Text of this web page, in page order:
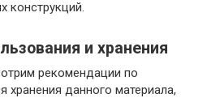
конструкций.
и хранения
рекомендации по
хранения данного материала,